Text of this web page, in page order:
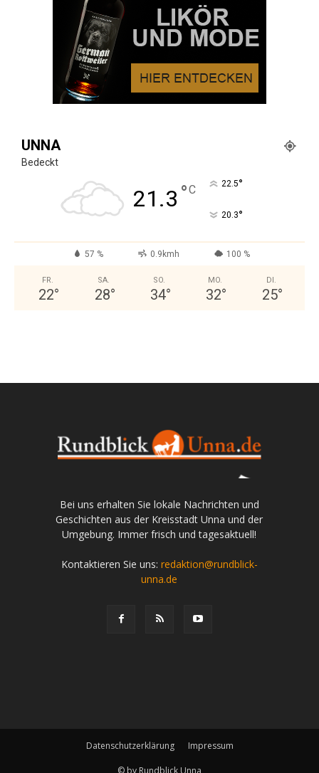
UNNA
Bedeckt
21.3 °C 22.5°
20.3°
57 % 0.9kmh 100 %
FR.
22°
SA.
28°
SO.
34°
MO.
32°
DI.
25°
Bei uns erhalten Sie lokale Nachrichten und
Geschichten aus der Kreisstadt Unna und der
Umgebung. Immer frisch und tagesaktuell!
Kontaktieren Sie uns: redaktion@rundblick-
unna.de
Datenschutzerklärung Impressum
© by Rundblick Unna